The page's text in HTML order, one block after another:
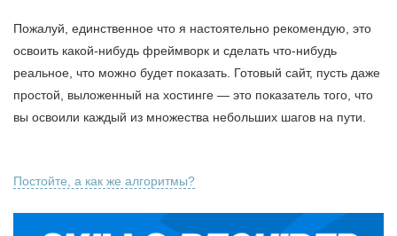
Пожалуй, единственное что я настоятельно рекомендую, это
освоить какой-нибудь фреймворк и сделать что-нибудь
реальное, что можно будет показать. Готовый сайт, пусть даже
простой, выложенный на хостинге — это показатель того, что
вы освоили каждый из множества небольших шагов на пути.
Постойте, а как же алгоритмы?